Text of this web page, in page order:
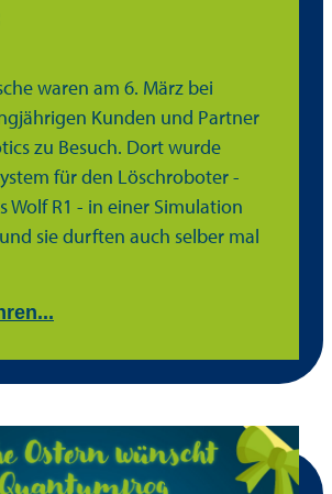
waren am 6. März bei
Kunden und Partner
zu Besuch. Dort wurde
für den Löschroboter -
Wolf R1 - in einer Simulation
sie durften auch selber mal